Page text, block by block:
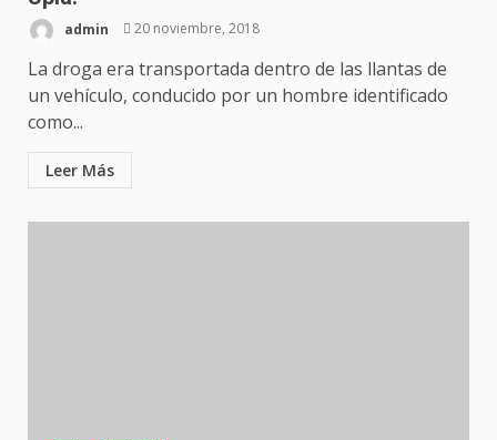
admin 20 noviembre, 2018
La droga era transportada dentro de las llantas de
un vehículo, conducido por un hombre identificado
como...
Leer Más